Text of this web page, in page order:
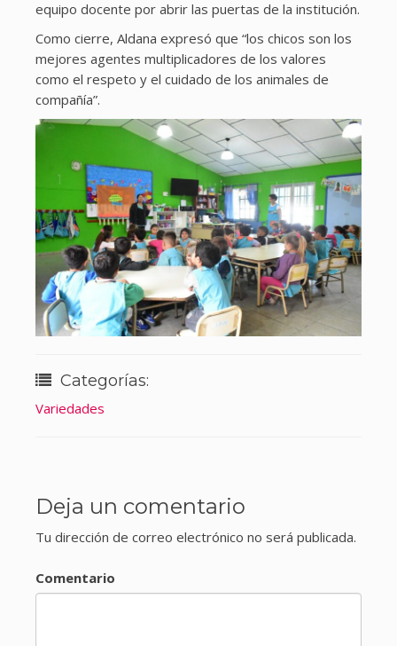
equipo docente por abrir las puertas de la institución.
Como cierre, Aldana expresó que “los chicos son los
mejores agentes multiplicadores de los valores
como el respeto y el cuidado de los animales de
compañía”.
Categorías:
Variedades
Deja un comentario
Tu dirección de correo electrónico no será publicada.
Comentario